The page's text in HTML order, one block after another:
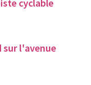
cyclable
sur l'avenue